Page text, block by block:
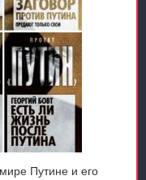
Путине и его